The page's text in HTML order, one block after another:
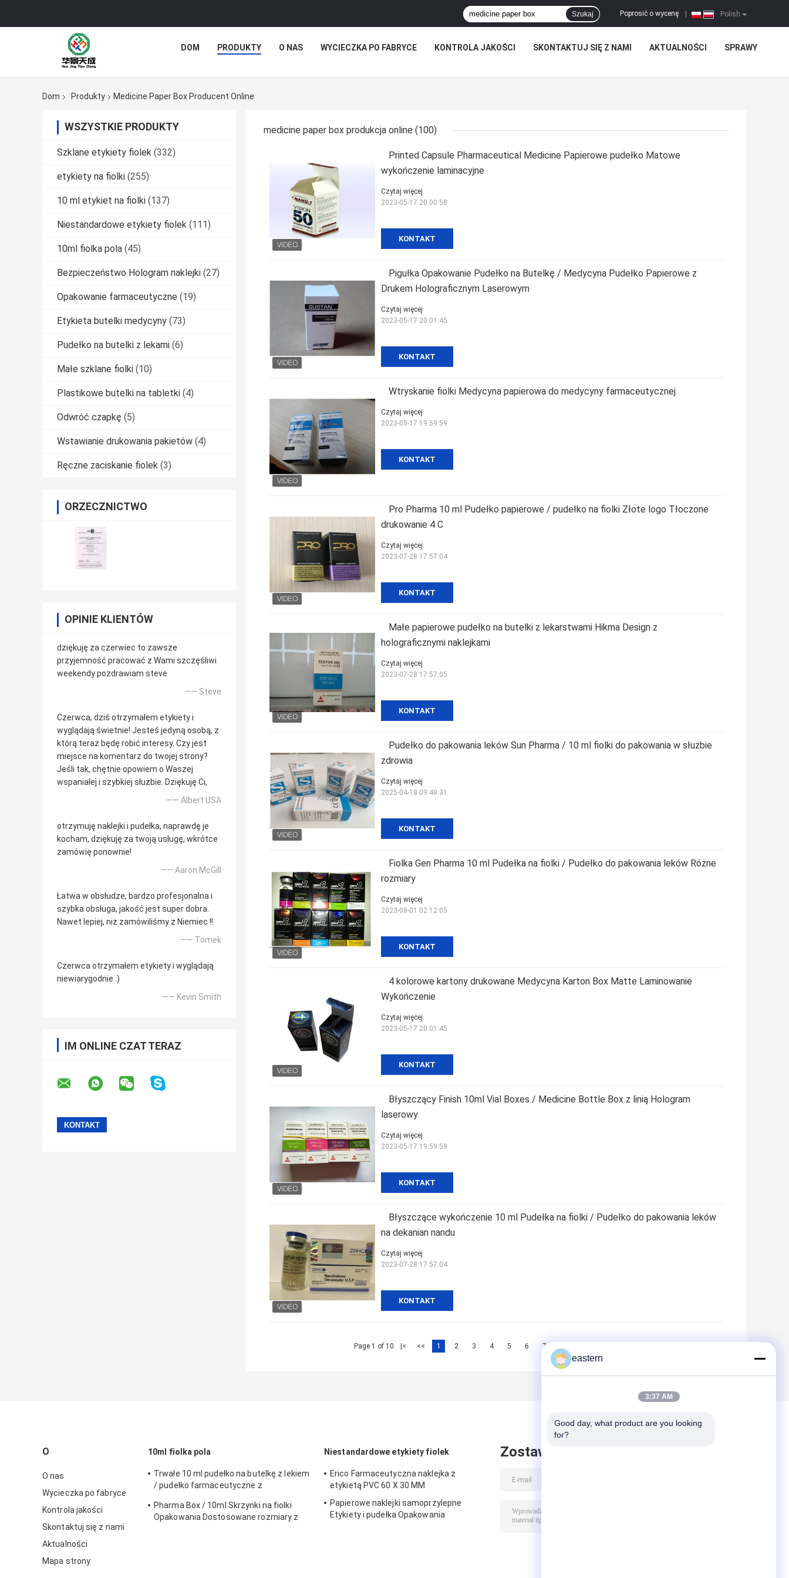
Polish
Poprosić o wycenę
Szukaj
DOM PRODUKTY O NAS WYCIECZKA PO FABRYCE KONTROLA JAKOŚCI SKONTAKTUJ SIĘ Z NAMI AKTUALNOŚCI SPRAWY
Dom Produkty Medicine Paper Box Producent Online
WSZYSTKIE PRODUKTY
Szklane etykiety fiolek (332)
etykiety na fiolki (255)
10 ml etykiet na fiolki (137)
Niestandardowe etykiety fiolek (111)
10ml fiolka pola (45)
Bezpieczeństwo Hologram naklejki (27)
Opakowanie farmaceutyczne (19)
Etykieta butelki medycyny (73)
Pudełko na butelki z lekami (6)
Małe szklane fiolki (10)
Plastikowe butelki na tabletki (4)
Odwróć czapkę (5)
Wstawianie drukowania pakietów (4)
Ręczne zaciskanie fiolek (3)
ORZECZNICTWO
OPINIE KLIENTÓW
dziękuję za czerwiec to zawsze
przyjemność pracować z Wami szczęśliwi
weekendy pozdrawiam steve
—— Steve
Czerwca, dziś otrzymałem etykiety i
wyglądają świetnie! Jesteś jedyną osobą, z
którą teraz będę robić interesy. Czy jest
miejsce na komentarz do twojej strony?
Jeśli tak, chętnie opowiem o Waszej
wspaniałej i szybkiej służbie. Dziękuję Ci,
—— Albert USA
otrzymuję naklejki i pudełka, naprawdę je
kocham, dziękuję za twoją usługę, wkrótce
zamówię ponownie!
—— Aaron McGill
Łatwa w obsłudze, bardzo profesjonalna i
szybka obsługa, jakość jest super dobra.
Nawet lepiej, niż zamówiliśmy z Niemiec !!
—— Tomek
Czerwca otrzymałem etykiety i wyglądają
niewiarygodnie :)
—— Kevin Smith
IM ONLINE CZAT TERAZ
medicine paper box produkcja online (100)
Printed Capsule Pharmaceutical Medicine Papierowe pudełko Matowe
wykończenie laminacyjne
KONTAKT
Czytaj więcej
2023-05-17 20:00:58
Pigułka Opakowanie Pudełko na Butelkę / Medycyna Pudełko Papierowe z
Drukem Holograficznym Laserowym
KONTAKT
Czytaj więcej
2023-05-17 20:01:45
Wtryskanie fiolki Medycyna papierowa do medycyny farmaceutycznej
KONTAKT
Czytaj więcej
2023-05-17 19:59:59
Pro Pharma 10 ml Pudełko papierowe / pudełko na fiolki Złote logo Tłoczone
drukowanie 4 C
KONTAKT
Czytaj więcej
2023-07-28 17:57:04
Małe papierowe pudełko na butelki z lekarstwami Hikma Design z
holograficznymi naklejkami
KONTAKT
Czytaj więcej
2023-07-28 17:57:05
Pudełko do pakowania leków Sun Pharma / 10 ml fiolki do pakowania w służbie
zdrowia
KONTAKT
Czytaj więcej
2025-04-18 09:48:31
Fiolka Gen Pharma 10 ml Pudełka na fiolki / Pudełko do pakowania leków Różne
rozmiary
KONTAKT
Czytaj więcej
2023-08-01 02:12:05
4 kolorowe kartony drukowane Medycyna Karton Box Matte Laminowanie
Wykończenie
KONTAKT
Czytaj więcej
2023-05-17 20:01:45
Błyszczący Finish 10ml Vial Boxes / Medicine Bottle Box z linią Hologram
laserowy
KONTAKT
Czytaj więcej
2023-05-17 19:59:59
Błyszczące wykończenie 10 ml Pudełka na fiolki / Pudełko do pakowania leków
na dekanian nandu
KONTAKT
Czytaj więcej
2023-07-28 17:57:04
Page 1 of 10 |< << 1 2 3 4 5 6 7
O
O nas
Wycieczka po fabryce
Kontrola jakości
Skontaktuj się z nami
Aktualności
Mapa strony
10ml fiolka pola
Trwałe 10 ml pudełko na butelkę z lekiem
/ pudełko farmaceutyczne z
Pharma Box / 10ml Skrzynki na fiolki
Opakowania Dostosowane rozmiary z
Niestandardowe etykiety fiolek
Erico Farmaceutyczna naklejka z
etykietą PVC 60 X 30 MM
Papierowe naklejki samoprzylepne
Etykiety i pudełka Opakowania
Zostaw wiadomość
eastern
3:37 AM
Good day, what product are you looking
for?